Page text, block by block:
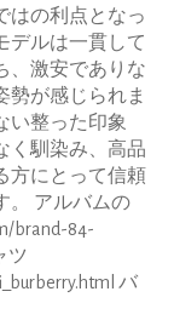
はの利点となっ
デルは一貫して
、激安でありな
勢が感じられま
い整った印象
く馴染み、高品
方にとって信頼
。 アルバムの
brand-84-
ツ
バ